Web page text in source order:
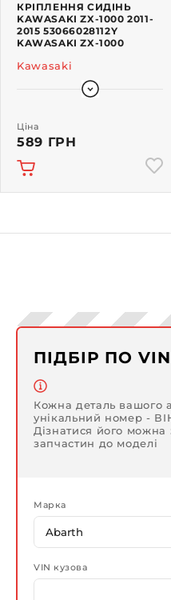
КРІПЛЕННЯ СИДІНЬ
KAWASAKI ZX-1000 2011-
2015 53066028112Y
KAWASAKI ZX-1000
Kawasaki
Ціна
589 ГРН
ПІДБІР ПО VIN
Кожна деталь вашого
унікальний номер -
Дізнатися його можна
запчастин до моделі
Марка
VIN кузова